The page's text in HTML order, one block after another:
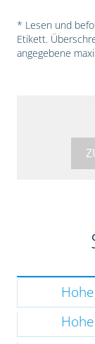
* Lesen und
Etikett.
angegebene